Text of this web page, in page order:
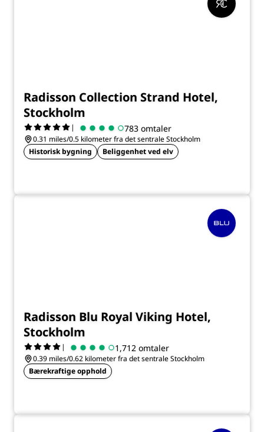
Radisson Collection Strand Hotel,
Stockholm
| 783 omtaler
0.31 miles/0.5 kilometer fra det sentrale Stockholm
Historisk bygning
Beliggenhet ved elv
Radisson Blu Royal Viking Hotel,
Stockholm
| 1,712 omtaler
0.39 miles/0.62 kilometer fra det sentrale Stockholm
Bærekraftige opphold